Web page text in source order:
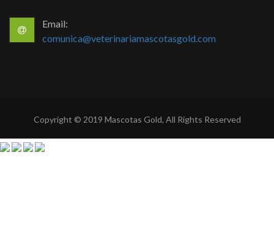
Email:
comunica@veterinariamascotasgold.com
Copyright © 2019 Mascotas Gold, All Rights Reserved